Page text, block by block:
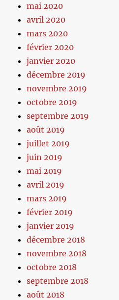
mai 2020
avril 2020
mars 2020
février 2020
janvier 2020
décembre 2019
novembre 2019
octobre 2019
septembre 2019
août 2019
juillet 2019
juin 2019
mai 2019
avril 2019
mars 2019
février 2019
janvier 2019
décembre 2018
novembre 2018
octobre 2018
septembre 2018
août 2018